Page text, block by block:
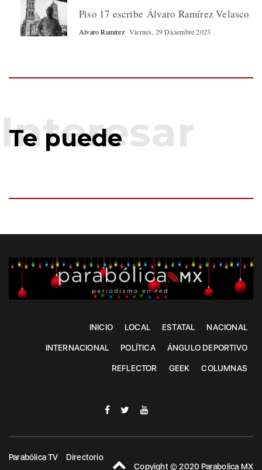
Piso 17 escribe Álvaro Ramírez Velasco
Alvaro Ramírez Viernes, 29 Diciembre 2023
Te puede
INICIO LOCAL ESTATAL NACIONAL
INTERNACIONAL POLÍTICA ÁNGULO DEPORTIVO
REFLECTOR GEEK COLUMNAS
Parabólica TV
Directorio
Copyight © 2020 Parabolica MX